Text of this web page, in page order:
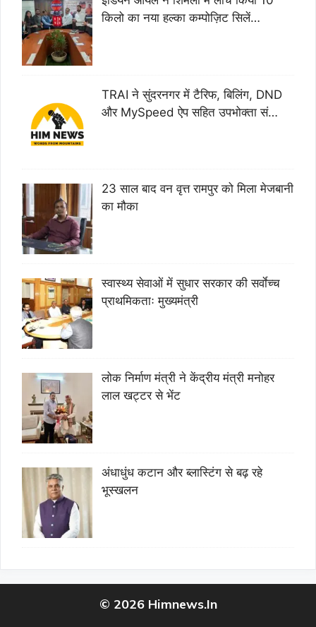
किलो का नया हल्का कम्पोज़िट सिलें…
TRAI ने सुंदरनगर में टैरिफ, बिलिंग, DND
और MySpeed ऐप सहित उपभोक्ता सं…
23 साल बाद वन वृत्त रामपुर को मिला मेजबानी
का मौका
स्वास्थ्य सेवाओं में सुधार सरकार की सर्वाेच्च
प्राथमिकताः मुख्यमंत्री
लोक निर्माण मंत्री ने केंद्रीय मंत्री मनोहर
लाल खट्टर से भेंट
अंधाधुंध कटान और ब्लास्टिंग से बढ़ रहे
भूस्खलन
© 2026 Himnews.In